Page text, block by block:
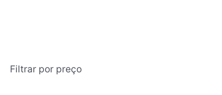
Filtrar por preço